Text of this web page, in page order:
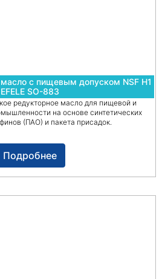
с пищевым допуском NSF H1
EFELE SO-883
редукторное масло для пищевой и
на основе синтетических
(ПАО) и пакета присадок.
Подробнее